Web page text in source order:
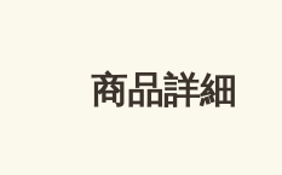
商品詳細